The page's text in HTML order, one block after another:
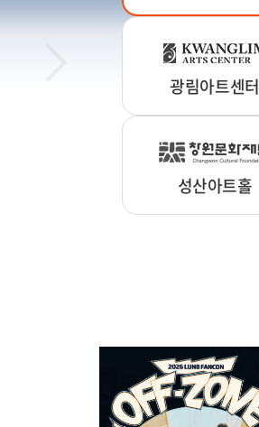
광림아트센터
성산아트홀